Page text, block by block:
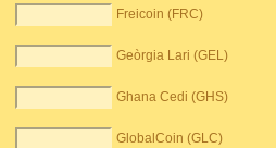
Freicoin (FRC)
Geòrgia Lari (GEL)
Ghana Cedi (GHS)
GlobalCoin (GLC)